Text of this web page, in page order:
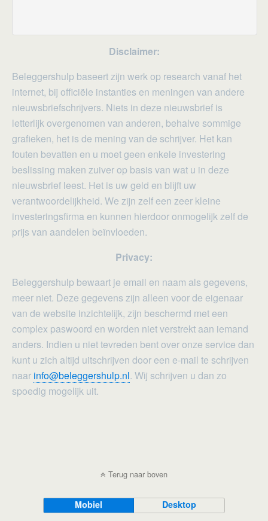
Disclaimer:
Beleggershulp baseert zijn werk op research vanaf het
internet, bij officiële instanties en meningen van andere
nieuwsbriefschrijvers. Niets in deze nieuwsbrief is
letterlijk overgenomen van anderen, behalve sommige
grafieken, het is de mening van de schrijver. Het kan
fouten bevatten en u moet geen enkele investering
beslissing maken zuiver op basis van wat u in deze
nieuwsbrief leest. Het is uw geld en blijft uw
verantwoordelijkheid. We zijn zelf een zeer kleine
investeringsfirma en kunnen hierdoor onmogelijk zelf de
prijs van aandelen beïnvloeden.
Privacy:
Beleggershulp bewaart je email en naam als gegevens,
meer niet. Deze gegevens zijn alleen voor de eigenaar
van de website inzichtelijk, zijn beschermd met een
complex paswoord en worden niet verstrekt aan iemand
anders. Indien u niet tevreden bent over onze service dan
kunt u zich altijd uitschrijven door een e-mail te schrijven
naar info@beleggershulp.nl. Wij schrijven u dan zo
spoedig mogelijk uit.
Terug naar boven
Mobiel Desktop